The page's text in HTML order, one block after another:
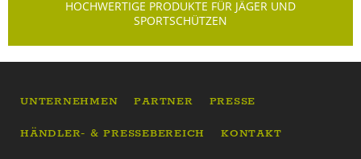
HOCHWERTIGE PRODUKTE FÜR JÄGER UND
SPORTSCHÜTZEN
UNTERNEHMEN PARTNER PRESSE
HÄNDLER- & PRESSEBEREICH KONTAKT